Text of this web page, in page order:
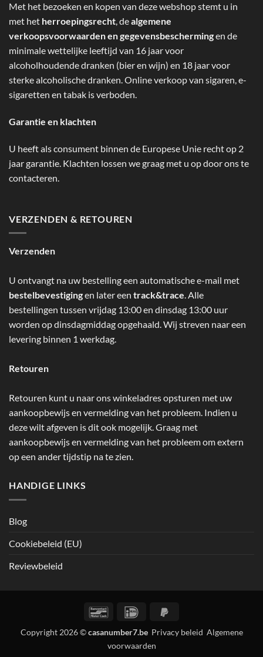
Met het bezoeken en kopen van deze webshop stemt u in
met het herroepingsrecht, dealgemene
verkoopsvoorwaarden en gegevensbeschermingen de
minimale wettelijke leeftijd van 16 jaar voor
alcoholhoudende dranken (bier en wijn) en 18 jaar voor
sterke alcoholische dranken. Online verkoop van sigaren, e-
sigaretten en tabak is verboden.
Garantie en klachten
U heeft als consument binnen de Europese Unie recht op 2
jaar garantie. Klachten lossen we graag met u op door ons te
contacteren.
VERZENDEN & RETOUREN
Verzenden
U ontvangt na uw bestelling een automatische e-mail met
bestelbevestigingen later een track&trace. Alle
bestellingen tussen vrijdag 13:00 en dinsdag 13:00 uur
worden op dinsdagmiddag opgehaald. Wij streven naar een
levering binnen 1 werkdag.
Retouren
Retouren kunt u naar ons winkeladres opsturen met uw
aankoopbewijs en vermelding van het probleem. Indien u
deze wilt afgeven is dit ook mogelijk. Graag met
aankoopbewijs en vermelding van het probleem om extern
op een ander tijdstip na te zien.
HANDIGE LINKS
Blog
Cookiebeleid (EU)
Reviewbeleid
BancontactIDeal
Copyright 2026 ©casanumber7.be Privacy beleid Algemene
voorwaarden